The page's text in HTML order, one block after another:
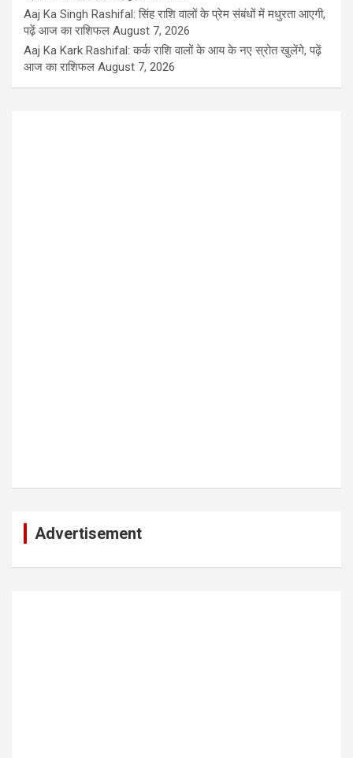
Aaj Ka Singh Rashifal: सिंह राशि वालों के प्रेम संबंधों में मधुरता आएगी,
पढ़ें आज का राशिफल August 7, 2026
Aaj Ka Kark Rashifal: कर्क राशि वालों के आय के नए स्रोत खुलेंगे, पढ़ें
आज का राशिफल August 7, 2026
Advertisement